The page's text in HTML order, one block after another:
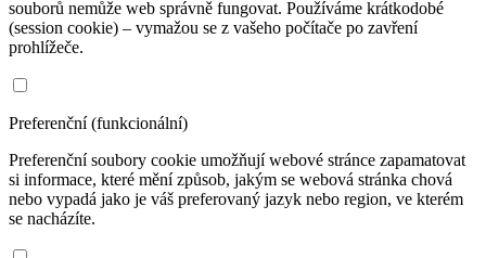
souborů nemůže web správně fungovat. Používáme krátkodobé
(session cookie) – vymažou se z vašeho počítače po zavření
prohlížeče.
Preferenční (funkcionální)
Preferenční soubory cookie umožňují webové stránce zapamatovat
si informace, které mění způsob, jakým se webová stránka chová
nebo vypadá jako je váš preferovaný jazyk nebo region, ve kterém
se nacházíte.